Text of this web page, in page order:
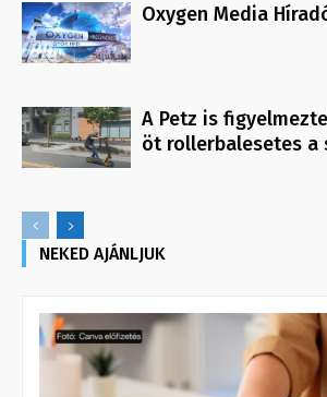
Oxygen Media
A Petz is
öt rollerbalesetes a
NEKED AJÁNLJUK